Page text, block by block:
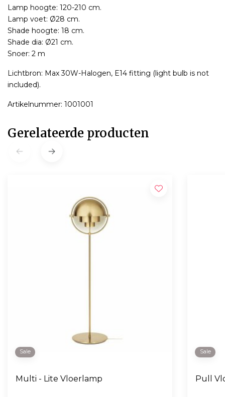
Lamp hoogte: 120-210 cm.
Lamp voet: Ø28 cm.
Shade hoogte: 18 cm.
Shade dia: Ø21 cm.
Snoer: 2 m
Lichtbron: Max 30W-Halogen, E14 fitting (light bulb is not
included).
Artikelnummer: 1001001
Gerelateerde producten
Sale
Multi - Lite Vloerlamp
Sale
Pull